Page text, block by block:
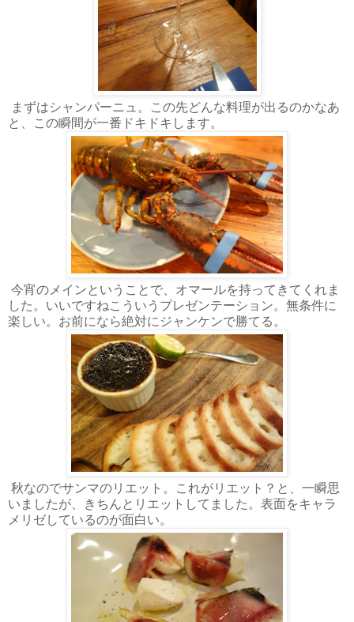
まずはシャンパーニュ。この先どんな料理が出るのかなあ
と、この瞬間が一番ドキドキします。
今宵のメインということで、オマールを持ってきてくれま
した。いいですねこういうプレゼンテーション。無条件に
楽しい。お前になら絶対にジャンケンで勝てる。
秋なのでサンマのリエット。これがリエット？と、一瞬思
いましたが、きちんとリエットしてました。表面をキャラ
メリゼしているのが面白い。